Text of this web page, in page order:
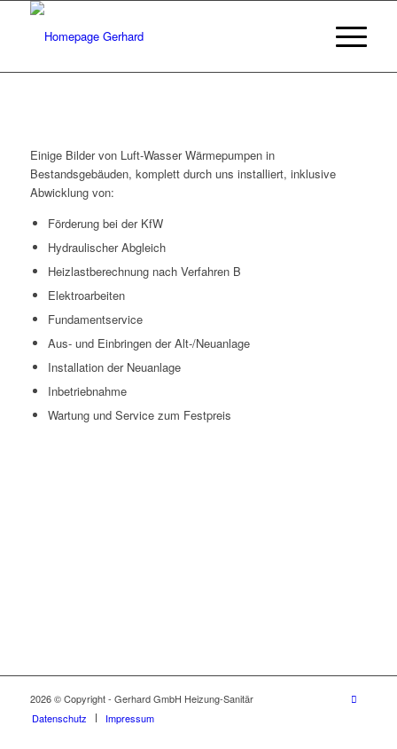
Einige Bilder von Luft-Wasser Wärmepumpen in
Bestandsgebäuden, komplett durch uns installiert, inklusive
Abwicklung von:
Förderung bei der KfW
Hydraulischer Abgleich
Heizlastberechnung nach Verfahren B
Elektroarbeiten
Fundamentservice
Aus- und Einbringen der Alt-/Neuanlage
Installation der Neuanlage
Inbetriebnahme
Wartung und Service zum Festpreis
2026 © Copyright - Gerhard GmbH Heizung-Sanitär
Datenschutz
Impressum